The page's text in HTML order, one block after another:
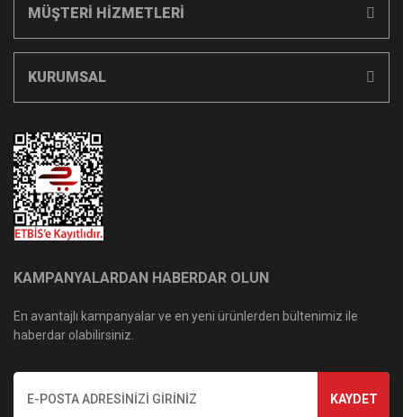
MÜŞTERİ HİZMETLERİ
KURUMSAL
KAMPANYALARDAN HABERDAR OLUN
En avantajlı kampanyalar ve en yeni ürünlerden bültenimiz ile
haberdar olabilirsiniz.
KAYDET